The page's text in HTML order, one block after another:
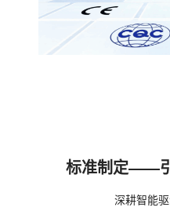
标准制定——
深耕智能